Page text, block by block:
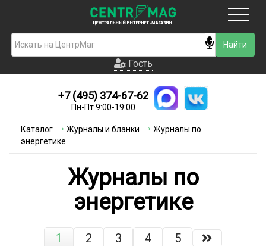
Гость
Новинки
Условия доставки
Контакты
Акции и скидки
Гость
+7 (495) 374-67-62
Пн-Пт 9:00-19:00
Каталог Журналы и бланки
Журналы по
энергетике
Журналы по
энергетике
1 2 3 4 5